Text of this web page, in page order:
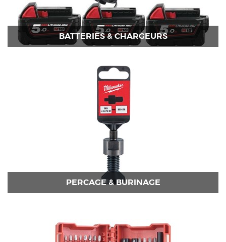
BATTERIES & CHARGEURS
PERCAGE & BURINAGE